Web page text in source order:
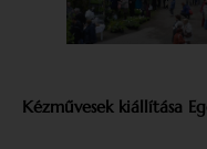
Kézművesek kiállítása